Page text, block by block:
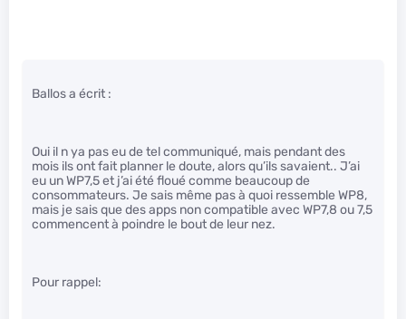
Ballos a écrit :
Oui il n ya pas eu de tel communiqué, mais pendant des
mois ils ont fait planner le doute, alors qu’ils savaient.. J’ai
eu un WP7,5 et j’ai été floué comme beaucoup de
consommateurs. Je sais même pas à quoi ressemble WP8,
mais je sais que des apps non compatible avec WP7,8 ou 7,5
commencent à poindre le bout de leur nez.
Pour rappel: